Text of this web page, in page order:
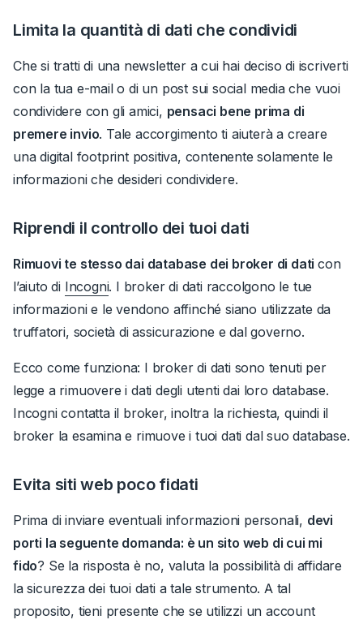
Limita la quantità di dati che condividi
Che si tratti di una newsletter a cui hai deciso di iscriverti
con la tua e-mail o di un post sui social media che vuoi
condividere con gli amici, pensaci bene prima di
premere invio. Tale accorgimento ti aiuterà a creare
una digital footprint positiva, contenente solamente le
informazioni che desideri condividere.
Riprendi il controllo dei tuoi dati
Rimuovi te stesso dai database dei broker di dati con
l’aiuto di Incogni. I broker di dati raccolgono le tue
informazioni e le vendono affinché siano utilizzate da
truffatori, società di assicurazione e dal governo.
Ecco come funziona: I broker di dati sono tenuti per
legge a rimuovere i dati degli utenti dai loro database.
Incogni contatta il broker, inoltra la richiesta, quindi il
broker la esamina e rimuove i tuoi dati dal suo database.
Evita siti web poco fidati
Prima di inviare eventuali informazioni personali, devi
porti la seguente domanda: è un sito web di cui mi
fido? Se la risposta è no, valuta la possibilità di affidare
la sicurezza dei tuoi dati a tale strumento. A tal
proposito, tieni presente che se utilizzi un account